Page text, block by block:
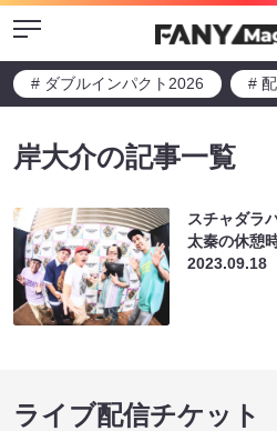
Menu
# ダブルインパクト2026 #
岸大介の記事一覧
スチャダラ
太秦の休憩
2023.09.18
ライブ配信チケット